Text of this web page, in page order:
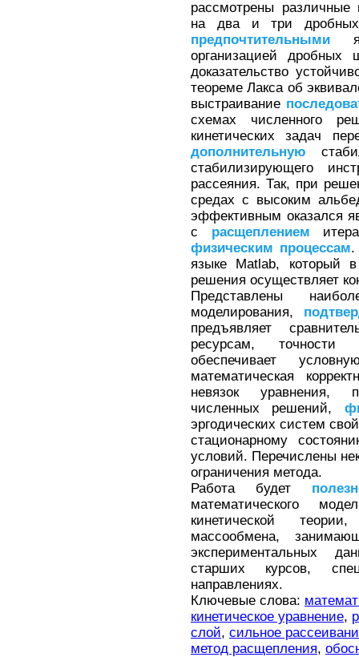
рассмотрены
на два и три
предпочтительными
организацией дробных
доказательство
теореме Лакса об
выстраивание
схемах численного
кинетических задач
дополнительную
стабилизирующего
рассеяния. Так, при
средах с высоким
эффективным оказался
с расщеплением
физическим процессам.
языке Matlab, который
решения осуществляет
Представлены
моделирования,
предъявляет
ресурсам, точности
обеспечивает
математическая
невязок уравнения,
численных решений,
эргодических систем
стационарному
условий. Перечислены
ограничения метода.
Работа будет
математического
кинетической
массообмена,
экспериментальных
старших курсов,
направлениях.
Ключевые слова:
кинетическое уравнение,
слой, сильное
метод расщепления,